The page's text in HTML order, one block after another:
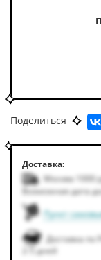
Поделиться
Доставка:
Москва 1000
Возможная дата
Пункт
Доставка по
2-5 дней